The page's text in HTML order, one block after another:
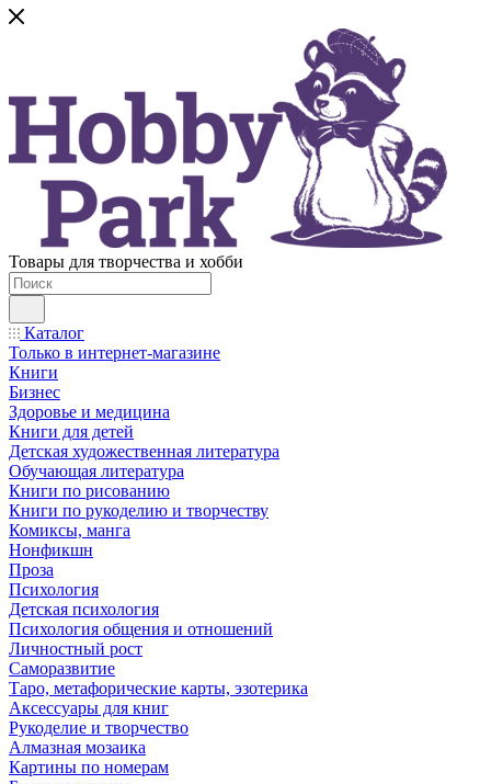
Товары для творчества и хобби
Каталог
Только в интернет-магазине
Книги
Бизнес
Здоровье и медицина
Книги для детей
Детская художественная литература
Обучающая литература
Книги по рисованию
Книги по рукоделию и творчеству
Комиксы, манга
Нонфикшн
Проза
Психология
Детская психология
Психология общения и отношений
Личностный рост
Саморазвитие
Таро, метафорические карты, эзотерика
Аксессуары для книг
Рукоделие и творчество
Алмазная мозаика
Картины по номерам